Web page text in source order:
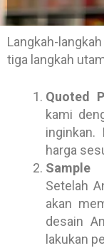
Langkah-
tiga langkah
Quoted
kami
inginkan.
harga
Sample
Setelah
akan
desain
lakukan